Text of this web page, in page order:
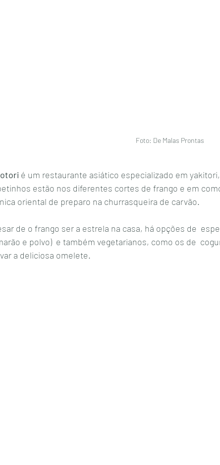
Foto: De Malas Prontas
é um restaurante asiático especializado em
estão nos diferentes cortes de frango e em
oriental de preparo na churrasqueira de carvão.
de o frango ser a estrela na casa, há opções de
e polvo)  e também vegetarianos, como os de
a deliciosa omelete.